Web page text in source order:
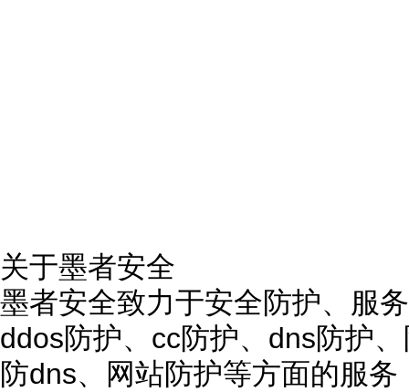
关于墨者安全
墨者安全致力于安全防护、服
ddos防护、cc防护、dns防护
防dns、网站防护等方面的服